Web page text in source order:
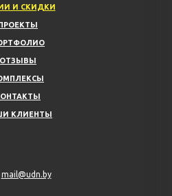
И СКИДКИ
ОТЗЫВЫ
КЛИЕНТЫ
mail@udn.by